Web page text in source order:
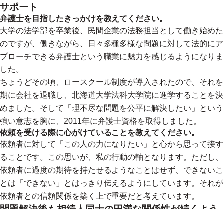
サポート
弁護士を目指したきっかけを教えてください。
大学の法学部を卒業後、民間企業の法務担当として働き始めた
のですが、働きながら、日々多種多様な問題に対して法的にア
プローチできる弁護士という職業に魅力を感じるようになりま
した。
ちょうどその頃、ロースクール制度が導入されたので、それを
期に会社を退職し、北海道大学法科大学院に進学することを決
めました。そして「理不尽な問題を公平に解決したい」という
強い意志を胸に、2011年に弁護士資格を取得しました。
依頼を受ける際に心がけていることを教えてください。
依頼者に対して「この人の力になりたい」と心から思って接す
ることです。この思いが、私の行動の軸となります。ただし、
依頼者に過度の期待を持たせるようなことはせず、できないこ
とは「できない」とはっきり伝えるようにしています。それが
依頼者との信頼関係を築く上で重要だと考えています。